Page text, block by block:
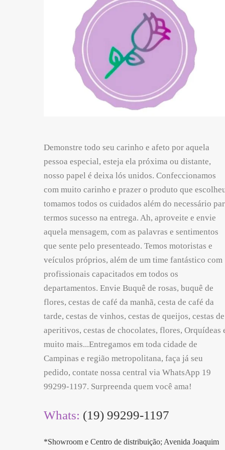
Demonstre todo seu carinho e afeto por aquela
pessoa especial, esteja ela próxima ou distante,
nosso papel é deixa lós unidos. Confeccionamos
com muito carinho e prazer o produto que
tomamos todos os cuidados além do necessário
termos sucesso na entrega. Ah, aproveite e envie
aquela mensagem, com as palavras e sentimentos
que sente pelo presenteado. Temos motoristas e
veículos próprios, além de um time fantástico com
profissionais capacitados em todos os
departamentos. Envie Buquê de rosas, buquê de
flores, cestas de café da manhã, cesta de café da
tarde, cestas de vinhos, cestas de queijos, cestas de
aperitivos, cestas de chocolates, flores, Orquídeas
muito mais...Entregamos em toda cidade de
Campinas e região metropolitana, faça já seu
pedido, contate nossa central via WhatsApp 19
99299-1197. Surpreenda quem você ama!
Whats: (19) 99299-1197
*Showroom e Centro de distribuição; Avenida Joaquim